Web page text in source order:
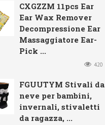
CXGZZM 11pcs Ear
Ear Wax Remover
Decompressione Ear
Massaggiatore Ear-
Pick ...
420
FGUUTYM Stivali da
neve per bambini,
invernali, stivaletti
da ragazza, ...